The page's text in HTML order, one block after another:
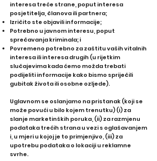
interesa treće strane, poput interesa
posjetitelja, članova ili partnera;
Izričito ste objavili informacije;
Potrebno u javnom interesu, poput
sprečavanja kriminala; i
Povremeno potrebno za zaštitu vaših vitalnih
interesa ili interesa drugih (u rijetkim
slučajevima kada ćemo možda trebati
podijeliti informacije kako bismo spriječili
gubitak života ili osobne ozljede).
Uglavnom se oslanjamo na pristanak (koji se
može povući u bilo kojem trenutku) (i) za
slanje marketinških poruka, (ii) za razmjenu
podataka trećih strana u vezi s oglašavanjem
i, u mjeri u kojoj je to primjenjivo, (iii) za
upotrebu podataka o lokaciji u reklamne
svrhe.